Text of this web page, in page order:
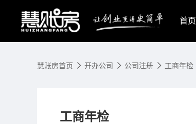
首页
慧账房首页 开办公司 公司注册 工商年检
工商年检